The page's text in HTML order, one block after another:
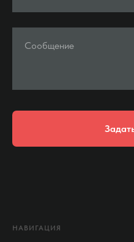
Сообщение
НАВИГАЦИЯ